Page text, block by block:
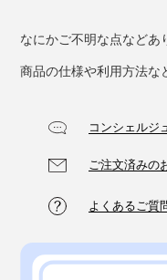
ら、彼は器用なこと
そばの壁にもたれな
なにかご不明な点などあ
商品の仕様や利用方法な
コンシェルジ
ご注文済みの
よくあるご質